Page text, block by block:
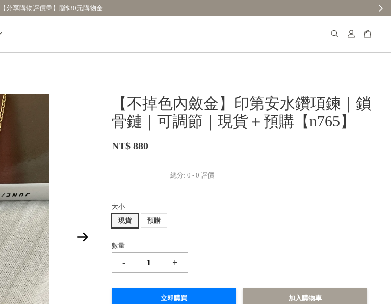
【分享購物評價💬】贈$30元購物金
【不掉色內斂金】印第安水鑽項鍊｜鎖
骨鏈｜可調節｜現貨＋預購【n765】
NT$ 880
總分:0 -0 評價
大小
現貨
預購
數量
- +
立即購買 加入購物車